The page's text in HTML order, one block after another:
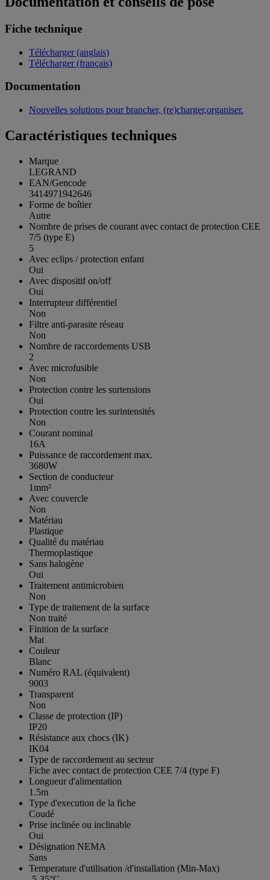
Fiche technique
Télécharger (anglais)
Télécharger (français)
Documentation
Nouvelles solutions pour brancher, (re)charger,organiser.
Caractéristiques techniques
Marque
LEGRAND
EAN/Gencode
3414971942646
Forme de boîtier
Autre
Nombre de prises de courant avec contact de protection CEE
7/5 (type E)
5
Avec eclips / protection enfant
Oui
Avec dispositif on/off
Oui
Interrupteur différentiel
Non
Filtre anti-parasite réseau
Non
Nombre de raccordements USB
2
Avec microfusible
Non
Protection contre les surtensions
Oui
Protection contre les surintensités
Non
Courant nominal
16A
Puissance de raccordement max.
3680W
Section de conducteur
1mm²
Avec couvercle
Non
Matériau
Plastique
Qualité du matériau
Thermoplastique
Sans halogène
Oui
Traitement antimicrobien
Non
Type de traitement de la surface
Non traité
Finition de la surface
Mat
Couleur
Blanc
Numéro RAL (équivalent)
9003
Transparent
Non
Classe de protection (IP)
IP20
Résistance aux chocs (IK)
IK04
Type de raccordement au secteur
Fiche avec contact de protection CEE 7/4 (type F)
Longueur d'alimentation
1.5m
Type d'execution de la fiche
Coudé
Prise inclinée ou inclinable
Oui
Désignation NEMA
Sans
Temperature d'utilisation /d'installation (Min-Max)